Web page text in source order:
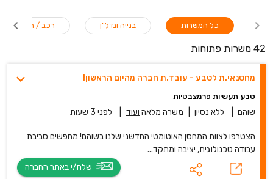
רכב / תחבורה בנייה ונדל"ן כל המשרות
42 משרות פתוחות
מחסנאי.ת לטבע - עובד.ת חברה מהיום הראשון!
טבע תעשיות פרמצבטיות
שוהם ללא נסיון משרה מלאה ועוד לפני 3 שעות
הצטרפו לצוות המחסן האוטומטי החדשני שלנו בשוהם! מחפשים סביבת
עבודה טכנולוגית, יציבה ומתקד...